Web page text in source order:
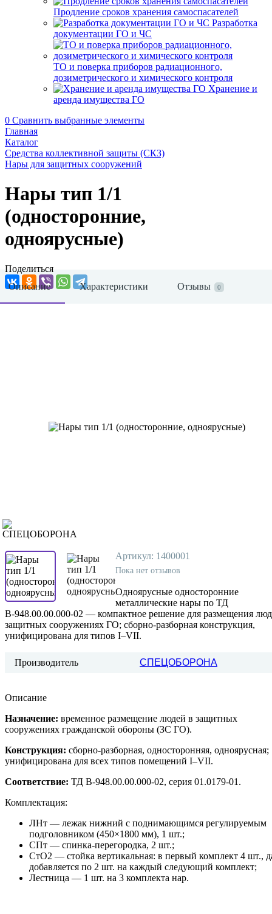
Продление сроков хранения самоспасателей
Разработка
документации ГО и ЧС
ТО и поверка приборов радиационного,
дозиметрического и химического контроля
Хранение и
аренда имущества ГО
0 Сравнить выбранные элементы
Главная
Каталог
Средства коллективной защиты (СКЗ)
Нары для защитных сооружений
Нары тип 1/1
(односторонние,
одноярусные)
Поделиться
Описание
Характеристики Отзывы 0
Артикул: 1400001
Пока нет отзывов
Одноярусные односторонние
металлические нары по ТД
В‑948.00.00.000‑02 — компактное решение для размещения
защитных сооружениях ГО; сборно‑разборная конструкция,
унифицирована для типов I–VII.
Производитель СПЕЦОБОРОНА
Описание
Назначение: временное размещение людей в защитных
сооружениях гражданской обороны (ЗС ГО).
Конструкция: сборно‑разборная, односторонняя, одноярусная;
унифицирована для всех типов помещений I–VII.
Соответствие: ТД В‑948.00.00.000‑02, серия 01.0179‑01.
Комплектация:
ЛНт — лежак нижний с поднимающимся регулируемым
подголовником (450×1800 мм), 1 шт.;
СПт — спинка‑перегородка, 2 шт.;
СтО2 — стойка вертикальная: в первый комплект 4 шт.,
добавляется по 2 шт. на каждый следующий комплект;
Лестница — 1 шт. на 3 комплекта нар.